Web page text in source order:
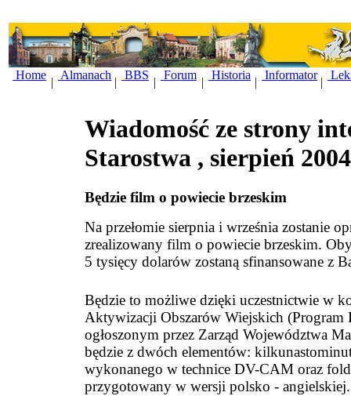
Home
|
Almanach
|
BBS
|
Forum
|
Historia
|
Informator
|
Wiadomość ze strony
Starostwa , sierpień
Będzie film o powiecie brzeskim
Na przełomie sierpnia i września zostanie
zrealizowany film o powiecie brzeskim.
5 tysięcy dolarów zostaną sfinansowane z
Będzie to możliwe dzięki uczestnictwie w
Aktywizacji Obszarów Wiejskich (Program
ogłoszonym przez Zarząd Województwa
będzie z dwóch elementów:
wykonanego w technice DV-CAM oraz
przygotowany w wersji polsko - angielskiej.